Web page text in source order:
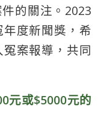
的關注。2023
度新聞獎，希
案報導，共同
元或$5000元的